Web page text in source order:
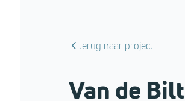
terug naar project
Van de Bilt